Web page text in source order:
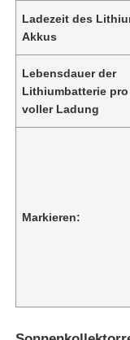
Ladezeit des
Akkus
Lebensdauer der
Lithiumbatterie pro
voller Ladung
Markieren: